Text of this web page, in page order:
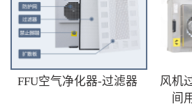
FFU空气净化器-过滤器
风机
间